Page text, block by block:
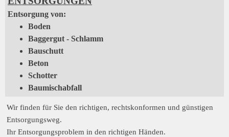
Entsorgung von:
Boden
Baggergut - Schlamm
Bauschutt
Beton
Schotter
Baumischabfall
Wir finden für Sie den richtigen, rechtskonformen und günstigen
Entsorgungsweg.
Ihr Entsorgungsproblem in den richtigen Händen.